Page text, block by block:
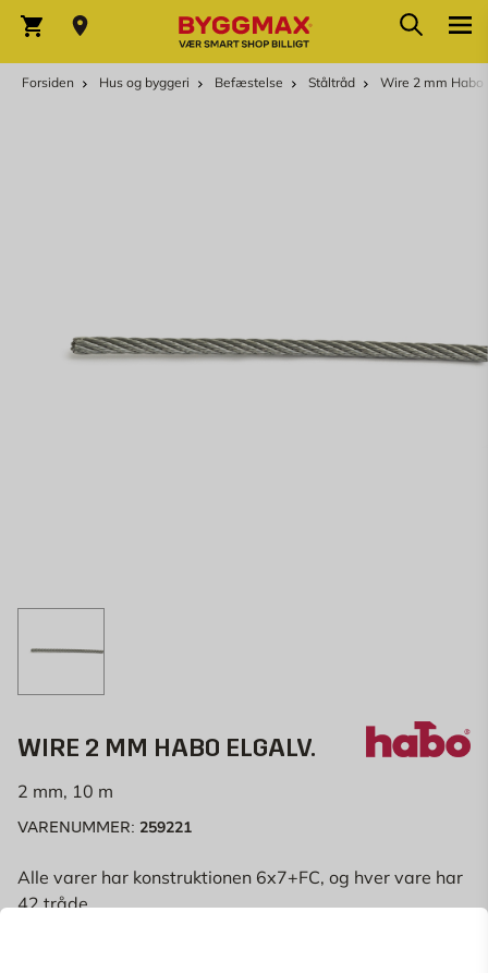
Indkøbskurv Søg
Forsiden Hus og byggeri Befæstelse Ståltråd Wire 2 mm Habo
WIRE 2 MM HABO ELGALV.
2 mm, 10 m
VARENUMMER: 259221
Alle varer har konstruktionen 6x7+FC, og hver vare har
42 tråde.